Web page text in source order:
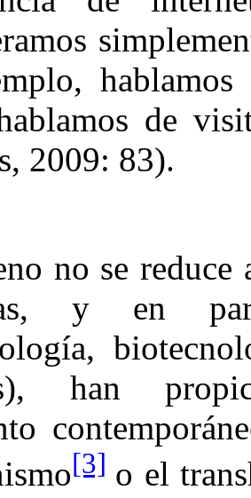
de
2009: 83).
no se reduce
y en
han
[3] o el